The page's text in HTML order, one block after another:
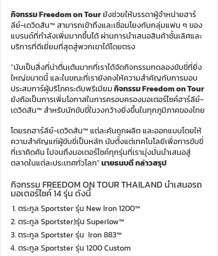
กิจกรรม Freedom on Tourยังช่วยให้บรรดาผู้จำหน่ายฮาร์
ลีย์-เดวิดสัน™ สามารถเข้าถึงและเชื่อมโยงกับกลุ่มแฟน ๆ ของ
แบรนด์ที่กำลังเพิ่มมากขึ้นได้ ผ่านการนำเสนอสินค้าชั้นเลิศและ
บริการที่ดีเยี่ยมที่สุดสู่พวกเขาได้โดยตรง
“นับเป็นสิ่งที่น่าตื่นเต้นมากที่เราได้จัดกิจกรรมทดลองขับขี่ที่ยิ่ง
ใหญ่ขนาดนี้ และในขณะที่เรายังคงให้ความสำคัญกับการมอบ
ประสบการ์ผู้บริโภคระดับพรีเมียมกิจกรรม Freedom on Tour
ยังถือเป็นการเพิ่มโอกาสในการครอบครองมอเตอร์ไซค์ฮาร์ลีย์-
เดวิดสัน™ สำหรับนักขับขี่ในวงกว้างยิ่งขึ้นในทุกภูมิภาคของไทย
โดยรถฮาร์ลีย์-เดวิดสัน™ แต่ละคันถูกผลิต และออกแบบโดยให้
ความสำคัญแก่ผู้ขับขี่เป็นหลัก นับตั้งแต่เทคโนโลยีเพื่อการขับขี่
ที่เราคิดค้น ไปจนถึงมอเตอร์ไซค์ทุกรุ่นที่เรามุ่งมั่นนำเสนอสู่
ตลาดในแต่ละประเทศทั่วโลก”นายธนบดี กล่าวสรุป
กิจกรรม FREEDOM ON TOUR THAILAND นำเสนอรถ
มอเตอร์ไซค์ 14 รุ่น ดังนี้
ตระกูล Sportster รุ่น New Iron 1200™
ตระกูล Sportster)รุ่น Superlow™
ตระกูล Sportster รุ่น Iron 883™
ตระกูล Sportster รุ่น 1200 Custom